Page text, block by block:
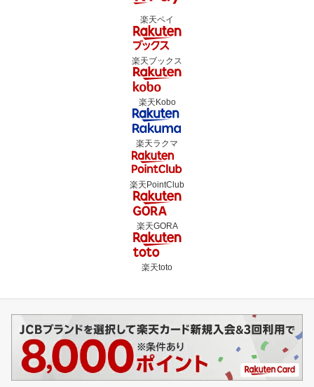
楽天ペイ
楽天ブックス
楽天Kobo
楽天ラクマ
楽天PointClub
楽天GORA
楽天toto